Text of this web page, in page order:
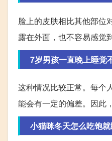
脸上的皮肤相比其他部位
露在外面，也不容易感觉
7岁男孩一直晚上睡觉
这种情况比较正常。每个
能会有一定的偏差。因此
小猫咪冬天怎么吃饱